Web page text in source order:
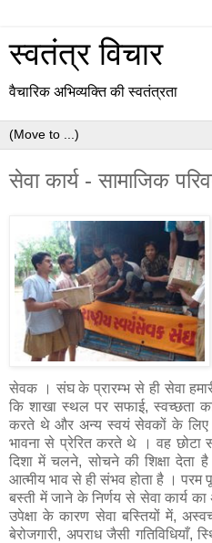
स्वतंत्र विचार
वैचारिक अभिव्यक्ति की स्वतंत्रता
सेवा कार्य - सामाजिक
सेवक । संघ के प्रारम्भ से ही सेवा
कि शाखा स्थल पर सफाई, स्वच्छता
करते थे और अन्य स्वयं सेवकों के लिए
भावना से प्रेरित करते थे । वह छोटा
दिशा में चलने, सोचने की शिक्षा देता
आत्मीय भाव से ही संभव होता है । परम
बस्ती में जाने के निर्णय से सेवा कार्य
उपेक्षा के कारण सेवा बस्तियों में,
बेरोजगारी, अपराध जैसी गतिविधियाँ,